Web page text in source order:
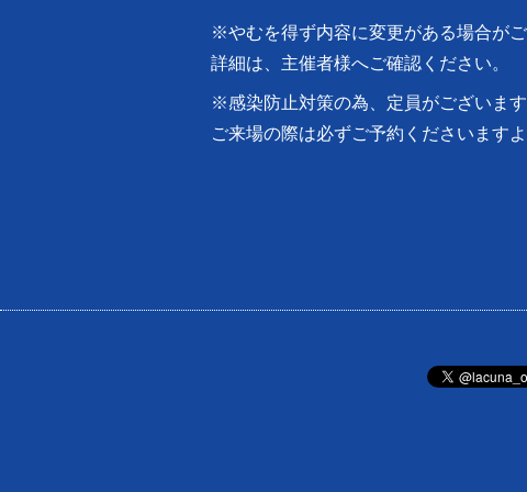
※やむを得ず内容に変更がある場合がご
詳細は、主催者様へご確認ください。
※感染防止対策の為、定員がございます
ご来場の際は必ずご予約くださいます